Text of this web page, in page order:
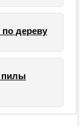
по дереву
пилы